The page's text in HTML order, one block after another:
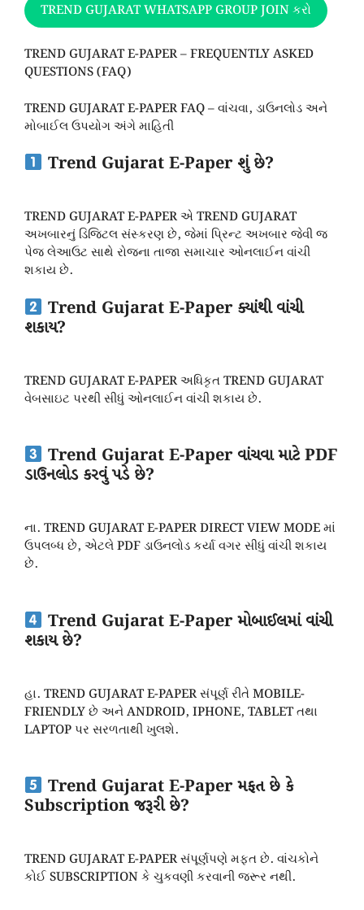
TREND GUJARAT WHATSAPP GROUP JOIN કરો
TREND GUJARAT E-PAPER – FREQUENTLY ASKED
QUESTIONS (FAQ)
TREND GUJARAT E-PAPER FAQ – વાંચવા, ડાઉનલોડ અને
મોબાઈલ ઉપયોગ અંગે માહિતી
Trend Gujarat E-Paper શું છે?
TREND GUJARAT E-PAPER એ TREND GUJARAT
અખબારનું ડિજિટલ સંસ્કરણ છે, જેમાં પ્રિન્ટ અખબાર જેવી જ
પેજ લેઆઉટ સાથે રોજના તાજા સમાચાર ઓનલાઈન વાંચી
શકાય છે.
Trend Gujarat E-Paper ક્યાંથી વાંચી
શકાય?
TREND GUJARAT E-PAPER અધિકૃત TREND GUJARAT
વેબસાઇટ પરથી સીધું ઓનલાઈન વાંચી શકાય છે.
Trend Gujarat E-Paper વાંચવા માટે PDF
ડાઉનલોડ કરવું પડે છે?
ના. TREND GUJARAT E-PAPER DIRECT VIEW MODE માં
ઉપલબ્ધ છે, એટલે PDF ડાઉનલોડ કર્યા વગર સીધું વાંચી શકાય
છે.
Trend Gujarat E-Paper મોબાઈલમાં વાંચી
શકાય છે?
હા. TREND GUJARAT E-PAPER સંપૂર્ણ રીતે MOBILE-
FRIENDLY છે અને ANDROID, IPHONE, TABLET તથા
LAPTOP પર સરળતાથી ખુલશે.
Trend Gujarat E-Paper મફત છે કે
Subscription જરૂરી છે?
TREND GUJARAT E-PAPER સંપૂર્ણપણે મફત છે. વાંચકોને
કોઈ SUBSCRIPTION કે ચુકવણી કરવાની જરૂર નથી.